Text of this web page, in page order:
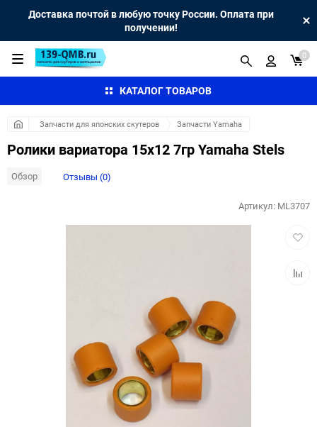
Доставка почтой в любую точку России. Оплата при
получении!
КАТАЛОГ ТОВАРОВ
0
Запчасти для японских скутеров Запчасти Yamaha
Ролики вариатора 15x12 7гр Yamaha Stels
Обзор Отзывы (0)
Артикул: ML3707